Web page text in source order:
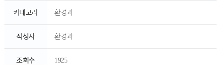
카테고리 환경과
작성자 환경과
조회수 1925